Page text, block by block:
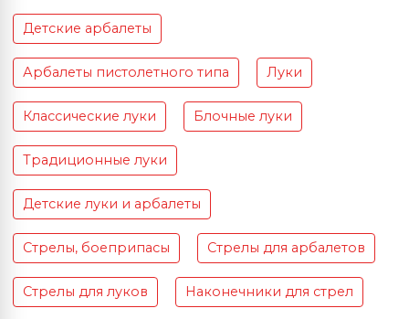
Детские арбалеты
Арбалеты пистолетного типа Луки
Классические луки Блочные луки
Традиционные луки
Детские луки и арбалеты
Стрелы, боеприпасы Стрелы для арбалетов
Стрелы для луков Наконечники для стрел